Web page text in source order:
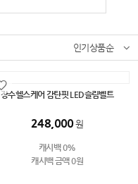
인기상품순
장수헬스케어 감탄핏 LED슬림벨트
248,000원
캐시백 0%
캐시백 금액 0원